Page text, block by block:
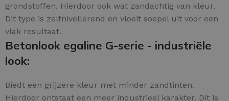
grondstoffen. Hierdoor ook wat zandachtig van kleur.
Dit type is zelfnivellerend en vloeit soepel uit voor een
vlak resultaat.
Betonlook egaline G-serie - industriële
look:
Biedt een grijzere kleur met minder zandtinten.
Hierdoor ontstaat een meer industrieel karakter. Dit is